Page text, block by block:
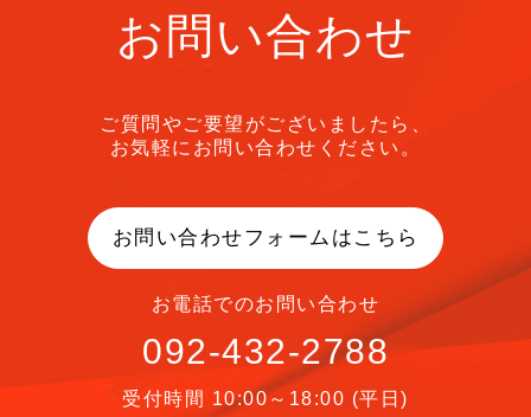
お問い合わせ
ご質問やご要望がございましたら、
お気軽にお問い合わせください。
お問い合わせフォームはこちら
お電話でのお問い合わせ
092-432-2788
受付時間 10:00～18:00 (平日)